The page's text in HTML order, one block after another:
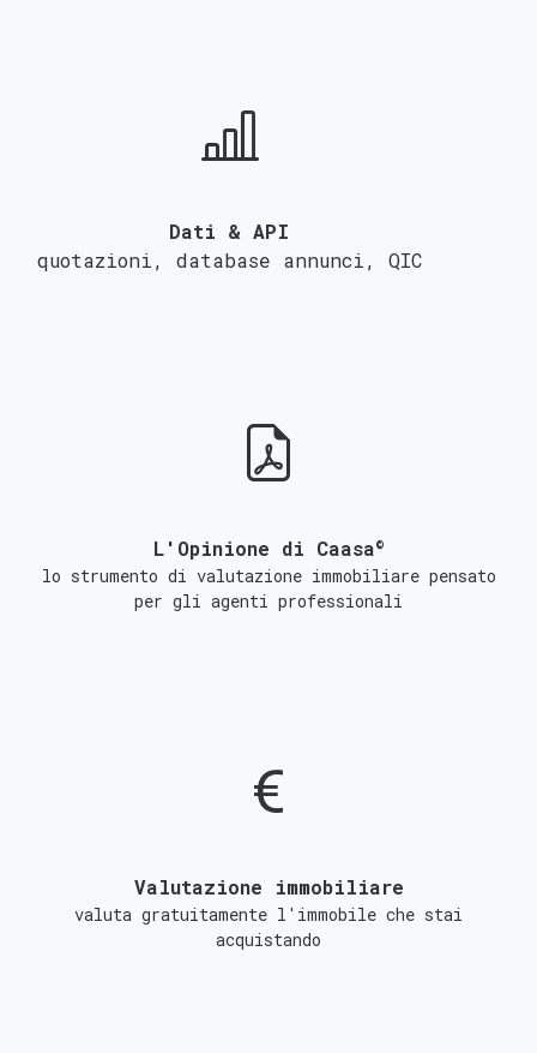
Dati & API
quotazioni, database annunci, QIC
L'Opinione di Caasa©
lo strumento di valutazione immobiliare pensato
per gli agenti professionali
Valutazione immobiliare
valuta gratuitamente l'immobile che stai
acquistando